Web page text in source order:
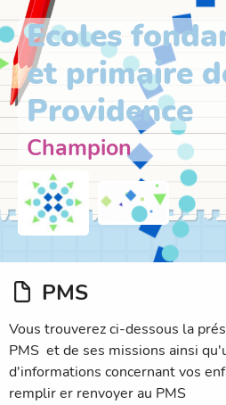
Ecoles
et primaire
Providence
Champion
PMS
Vous trouverez ci-dessous la
PMS et de ses missions ainsi
d'informations concernant vos
remplir er renvoyer au PMS